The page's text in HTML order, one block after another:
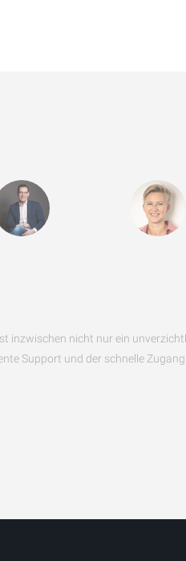
ist inzwischen nicht nur ein
Support und der schnelle